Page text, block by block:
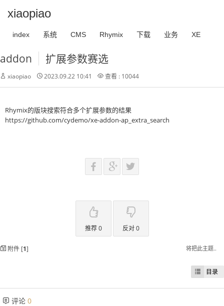
xiaopiao
index 系统 CMS Rhymix 下载 业务 XE
addon 扩展参数赛选
xiaopiao 2023.09.22 10:41 查看 : 10044
Rhymix的版块搜索符合多个扩展参数的结果
https://github.com/cydemo/xe-addon-ap_extra_search
推荐 0 反对 0
附件 [1] 将把此主题..
目录
评论 0